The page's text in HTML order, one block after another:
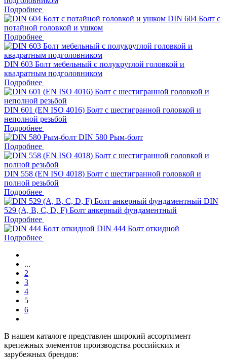
Подробнее
DIN 604 Болт с
потайной головкой и ушком
Подробнее
DIN 603 Болт мебельный с полукруглой головкой и
квадратным подголовником
Подробнее
DIN 601 (EN ISO 4016) Болт с шестигранной головкой и
неполной резьбой
Подробнее
DIN 580 Рым-болт
Подробнее
DIN 558 (EN ISO 4018) Болт с шестигранной головкой и
полной резьбой
Подробнее
DIN
529 (A, B, C, D, F) Болт анкерный фундаментный
Подробнее
DIN 444 Болт откидной
Подробнее
...
2
3
4
5
6
В нашем каталоге представлен широкий ассортимент
крепежных элементов производства российских и
зарубежных брендов: